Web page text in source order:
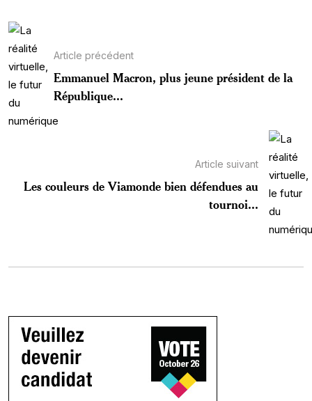
Article précédent
Emmanuel Macron, plus jeune président de la
République...
Article suivant
Les couleurs de Viamonde bien défendues au
tournoi...